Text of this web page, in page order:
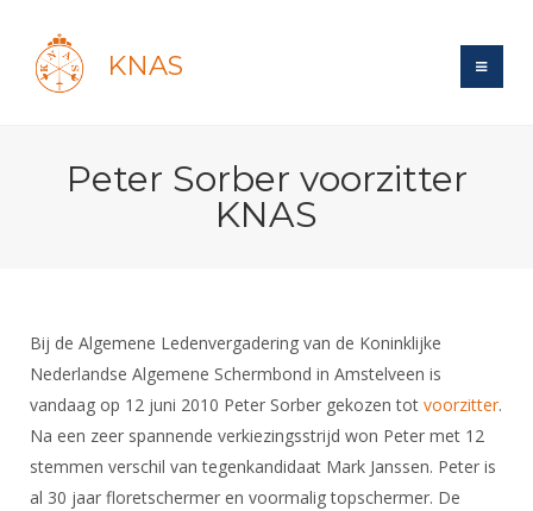
KNAS
Login
Forums
Maandelijks archief
Evenement
Bond
Tarieven
Reglementen
Ledencijfers
Sponsors en Partners
Recreatiesport
Veteranen
Lichtzwaardschermen
Wat is topsport
Nieuws
NK's
Oranje
Informatie
Voor de jeugd
Spreekbeurtpakket
Forums
Schermforum
Zoek Vereniging
Contact
Peter Sorber voorzitter
KNAS
Bij de Algemene Ledenvergadering van de Koninklijke
Nederlandse Algemene Schermbond in Amstelveen is
vandaag op 12 juni 2010 Peter Sorber gekozen tot voorzitter.
Na een zeer spannende verkiezingsstrijd won Peter met 12
stemmen verschil van tegenkandidaat Mark Janssen. Peter is
al 30 jaar floretschermer en voormalig topschermer. De